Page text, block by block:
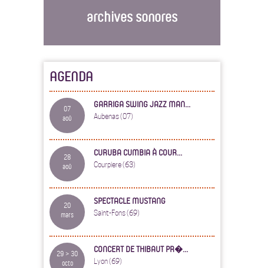
archives sonores
AGENDA
07
aoû
GARRIGA SWING JAZZ MAN...
Aubenas (07)
28
aoû
CURUBA CUMBIA À COUR...
Courpiere (63)
20
mars
SPECTACLE MUSTANG
Saint-Fons (69)
29 > 30
octo
CONCERT DE THIBAUT PR�...
Lyon (69)